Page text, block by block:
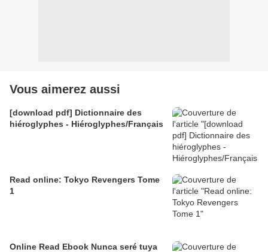
Vous aimerez aussi
[download pdf] Dictionnaire des
hiéroglyphes - Hiéroglyphes/Français
Read online: Tokyo Revengers Tome
1
Online Read Ebook Nunca seré tuya